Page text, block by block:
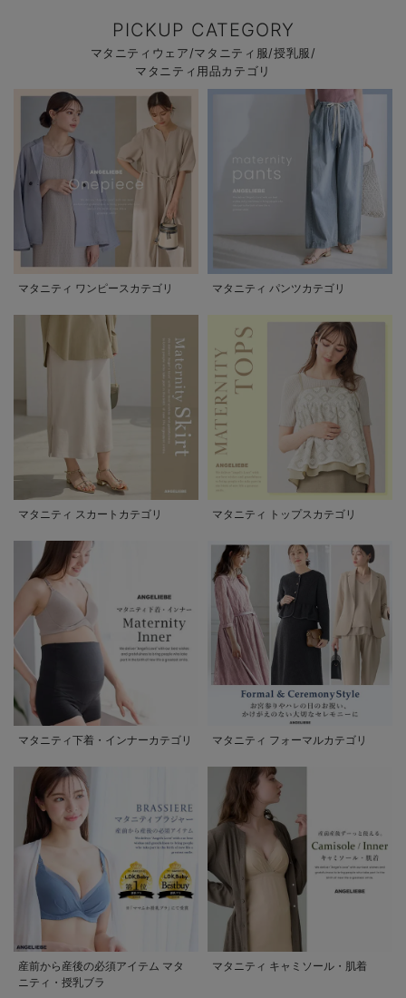
PICKUP CATEGORY
マタニティウェア/マタニティ服/授乳服/
マタニティ用品カテゴリ
マタニティ ワンピースカテゴリ マタニティ パンツカテゴリ
マタニティ スカートカテゴリ マタニティ トップスカテゴリ
マタニティ下着・インナーカテゴリ マタニティ フォーマルカテゴリ
産前から産後の必須アイテム マタ
ニティ・授乳ブラ
マタニティ キャミソール・肌着